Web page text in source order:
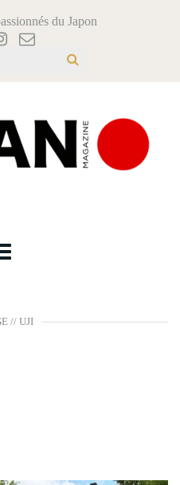
du Japon
// UJI